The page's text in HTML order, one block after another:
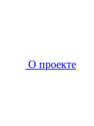
О проекте